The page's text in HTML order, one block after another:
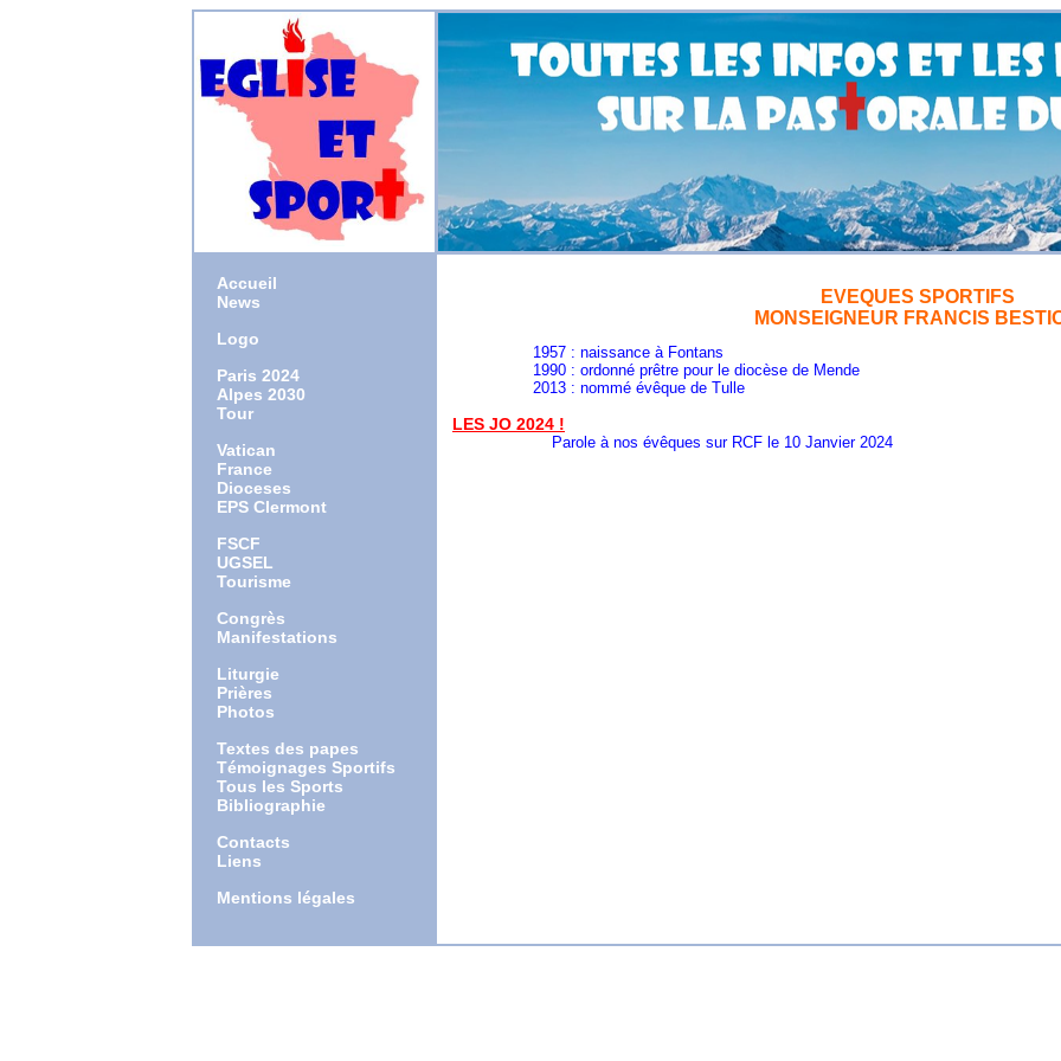
Accueil
News
Logo
Paris 2024
Alpes 2030
Tour
Vatican
France
Dioceses
EPS Clermont
FSCF
UGSEL
Tourisme
Congrès
Manifestations
Liturgie
Prières
Photos
Textes des papes
Témoignages Sportifs
Tous les Sports
Bibliographie
Contacts
Liens
Mentions légales
EVEQUES SPORTIFS
MONSEIGNEUR FRANCIS
1957 : naissance à Fontans
1990 : ordonné prêtre pour le diocèse de Mende
2013 : nommé évêque de Tulle
LES JO 2024 !
Parole à nos évêques sur RCF le 10 Janvier 2024